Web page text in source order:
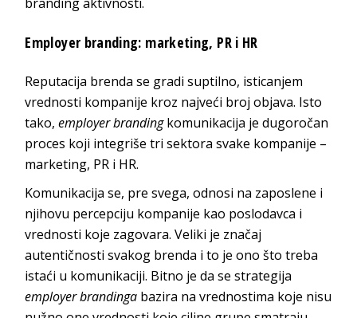
Employer branding: marketing, PR i HR
Reputacija brenda se gradi suptilno, isticanjem
vrednosti kompanije kroz najveći broj objava. Isto
tako,employer brandingkomunikacija je dugoročan
proces koji integriše tri sektora svake kompanije –
marketing, PR i HR.
Komunikacija se, pre svega, odnosi na zaposlene i
njihovu percepciju kompanije kao poslodavca i
vrednosti koje zagovara. Veliki je značaj
autentičnosti svakog brenda i to je ono što treba
istaći u komunikaciji. Bitno je da se strategija
employer brandinga bazira na vrednostima koje nisu